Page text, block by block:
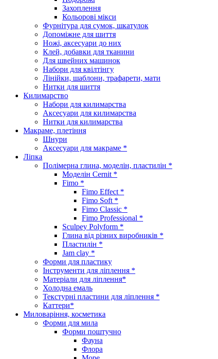
Захоплення
Кольорові мікси
Фурнітура для сумок, шкатулок
Допоміжне для шиття
Ножі, аксесуари до них
Клей, добавки для тканини
Для швейних машинок
Набори для квілтінгу
Лінійки, шаблони, трафарети, мати
Нитки для шиття
Килимарство
Набори для килимарства
Аксесуари для килимарства
Нитки для килимарства
Макраме, плетіння
Шнури
Аксесуари для макраме *
Ліпка
Полімерна глина, моделін, пластилін *
Моделін Cernit *
Fimo *
Fimo Effect *
Fimo Soft *
Fimo Classic *
Fimo Professional *
Sculpey Polyform *
Глина від різних виробників *
Пластилін *
Jam clay *
Форми для пластику
Інструменти для ліплення *
Матеріали для ліплення*
Холодна емаль
Текстурні пластини для ліплення *
Каттери*
Миловаріння, косметика
Форми для мила
Форми поштучно
Фауна
Флора